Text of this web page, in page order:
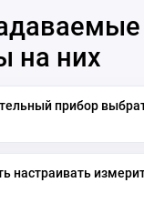
на них
прибор
настраивать